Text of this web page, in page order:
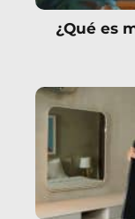
¿Qué es